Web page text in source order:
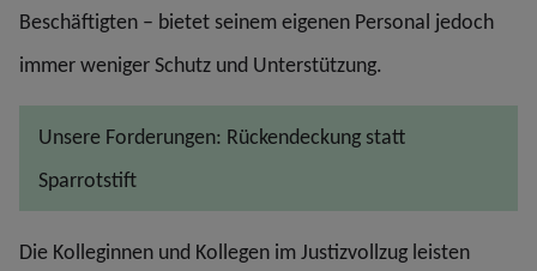
Beschäftigten – bietet seinem eigenen Personal jedoch
immer weniger Schutz und Unterstützung.
Unsere Forderungen: Rückendeckung statt
Sparrotstift
Die Kolleginnen und Kollegen im Justizvollzug leisten